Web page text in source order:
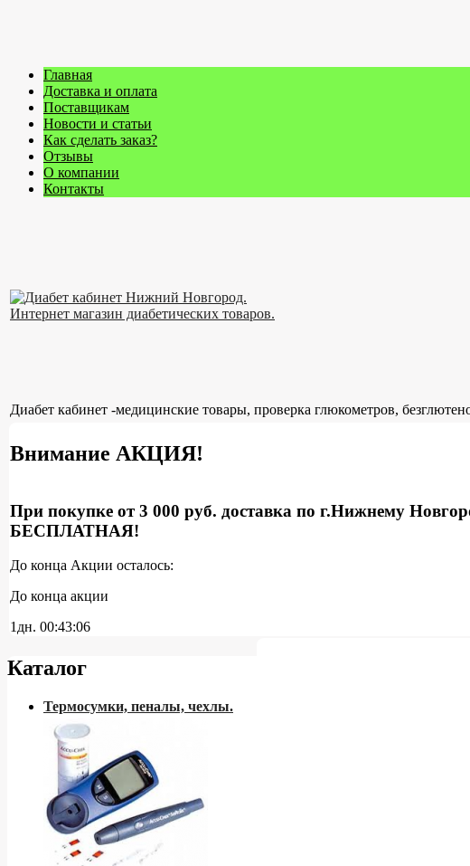
Главная
Доставка и оплата
Поставщикам
Новости и статьи
Как сделать заказ?
Отзывы
О компании
Контакты
Диабет кабинет -медицинские товары, проверка глюкометров,
Внимание АКЦИЯ!
При покупке от 3 000 руб. доставка по г.Нижнему
БЕСПЛАТНАЯ!
До конца Акции осталось:
До конца акции
1дн. 00:43:06
Каталог
Термосумки, пеналы, чехлы.